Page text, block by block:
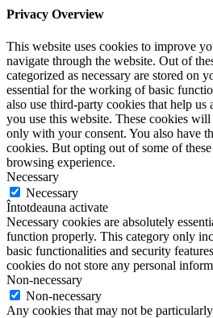
Privacy Overview
This website uses cookies to improve
navigate through the website. Out of
categorized as necessary are stored on
essential for the working of basic
also use third-party cookies that help us
you use this website. These cookies
only with your consent. You also have
cookies. But opting out of some of
browsing experience.
Necessary
Necessary
Întotdeauna activate
Necessary cookies are absolutely
function properly. This category only
basic functionalities and security
cookies do not store any personal
Non-necessary
Non-necessary
Any cookies that may not be